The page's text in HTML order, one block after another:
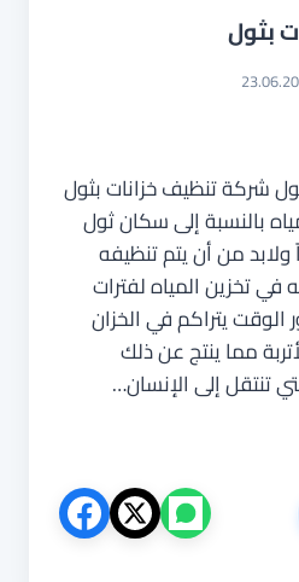
بثول
شركة تنظيف خزانات بثول
بالنسبة إلى سكان ثول
من أن يتم تنظيفه
تخزين المياه لفترات
يتراكم في الخزان
مما ينتج عن ذلك
تنتقل إلى الإنسان…